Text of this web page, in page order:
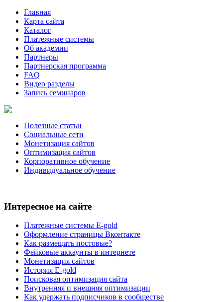
Главная
Карта сайта
Каталог
Платежные системы
Об академии
Партнеры
Партнерская программа
FAQ
Видео разделы
Запись семинаров
Полезные статьи
Социальные сети
Монетизация сайтов
Оптимизация сайтов
Корпоративное обучение
Индивидуальное обучение
Интересное на сайте
Платежные системы E-gold
Оформление страницы Вконтакте
Как размещать постовые?
Фейковые аккаунты в интернете
Монетизация сайтов
История E-gold
Поисковая оптимизация сайта
Внутренняя и внешняя оптимизации
Как удержать подписчиков в сообществе